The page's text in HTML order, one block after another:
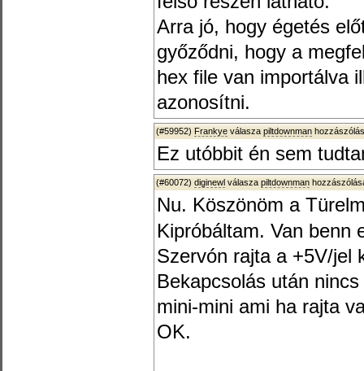
Arra jó, hogy égetés
győződni, hogy a
hex file van importálva
azonosítni.
(#59952) Frankye válasza piltdownman
Ez utóbbit én sem
(#60072) diginewl válasza piltdownman
Nu. Köszönöm a
Kipróbáltam. Van
Szervón rajta a +5V/jel
Bekapcsolás után
mini-mini ami ha rajta
OK.